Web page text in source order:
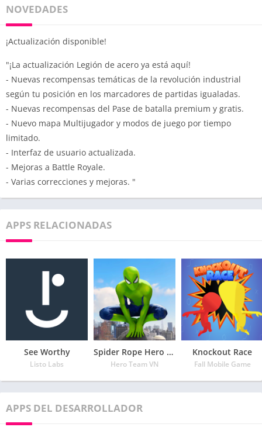
NOVEDADES
¡Actualización disponible!
"¡La actualización Legión de acero ya está aquí!
- Nuevas recompensas temáticas de la revolución industrial
según tu posición en los marcadores de partidas igualadas.
- Nuevas recompensas del Pase de batalla premium y gratis.
- Nuevo mapa Multijugador y modos de juego por tiempo
limitado.
- Interfaz de usuario actualizada.
- Mejoras a Battle Royale.
- Varias correcciones y mejoras. "
APPS RELACIONADAS
See Worthy
Listo Labs
Spider Rope Hero – Vegas Crime city
Hero Team VN
Knockout Race
Fall Mobile Game
APPS DEL DESARROLLADOR